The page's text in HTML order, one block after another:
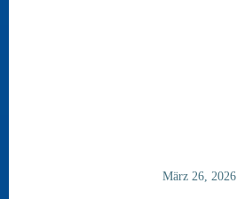
März 26, 2026